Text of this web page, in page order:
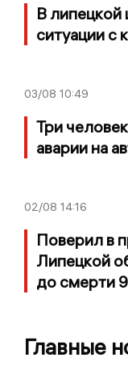
В
ситуации с
03/08 10:49
Три
аварии на
02/08 14:16
Поверил в
Липецкой
до смерти
Главные